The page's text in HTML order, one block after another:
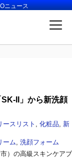
ニュース
II」から新洗顔
ースリスト 化粧品
新
ーム 洗顔フォーム
）の高級スキンケアブ